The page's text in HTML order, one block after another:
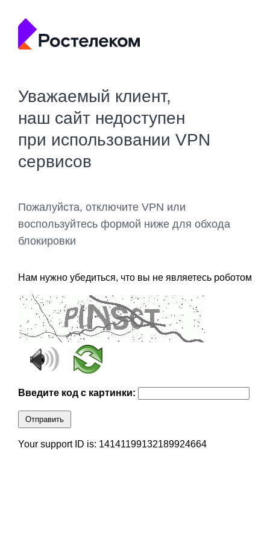
Уважаемый клиент,
наш сайт недоступен
при использовании VPN
сервисов
Пожалуйста, отключите VPN или
воспользуйтесь формой ниже для обхода
блокировки
Нам нужно убедиться, что вы не являетесь роботом
Введите код с картинки:
Отправить
Your support ID is: 14141199132189924664